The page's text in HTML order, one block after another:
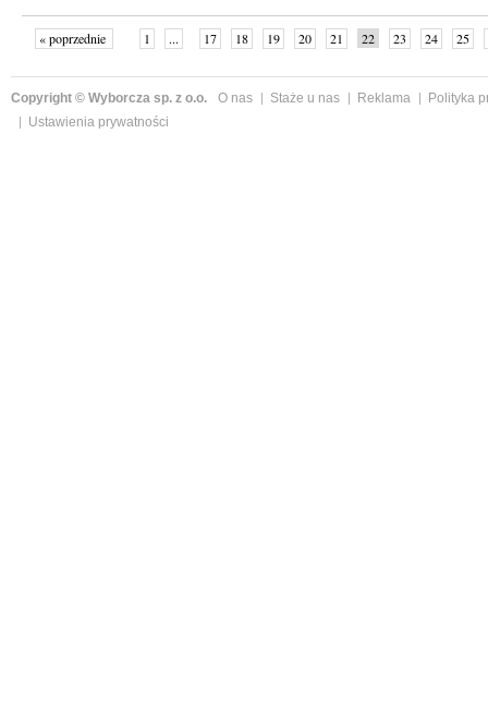
« poprzednie 1 ... 17 18 19 20 21 22 23 24 25
Copyright © Wyborcza sp. z o.o. O nas Staże u nas Reklama
Polityka
Ustawienia prywatności